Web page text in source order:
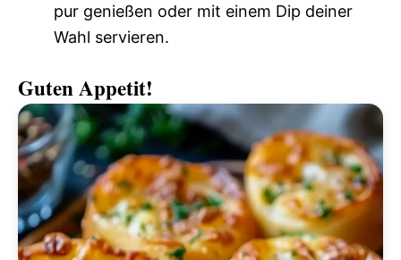
pur genießen oder mit einem Dip deiner
Wahl servieren.
Guten Appetit!